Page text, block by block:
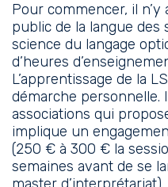
Pour commencer, il n’y
public de la langue des
science du langage
d’heures
L’apprentissage de la
démarche personnelle.
associations qui
implique un
(250 € à 300 € la
semaines avant de se